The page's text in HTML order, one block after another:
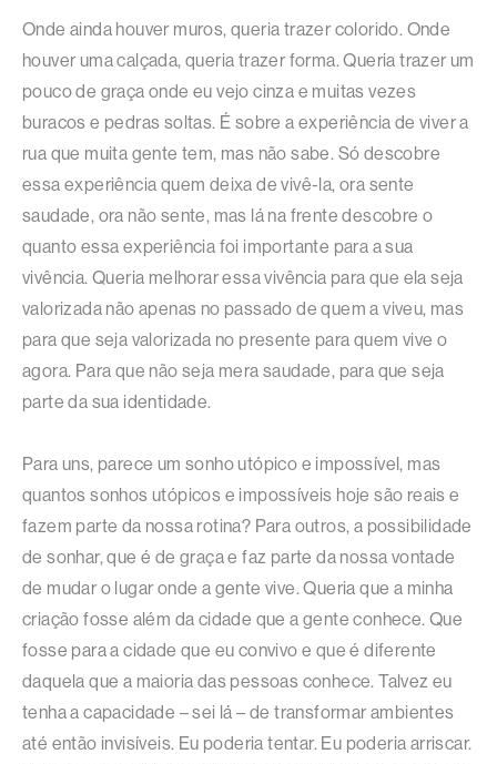
Onde ainda houver muros, queria trazer colorido. Onde
houver uma calçada, queria trazer forma. Queria trazer um
pouco de graça onde eu vejo cinza e muitas vezes
buracos e pedras soltas. É sobre a experiência de viver a
rua que muita gente tem, mas não sabe. Só descobre
essa experiência quem deixa de vivê-la, ora sente
saudade, ora não sente, mas lá na frente descobre o
quanto essa experiência foi importante para a sua
vivência. Queria melhorar essa vivência para que ela seja
valorizada não apenas no passado de quem a viveu, mas
para que seja valorizada no presente para quem vive o
agora. Para que não seja mera saudade, para que seja
parte da sua identidade.
Para uns, parece um sonho utópico e impossível, mas
quantos sonhos utópicos e impossíveis hoje são reais e
fazem parte da nossa rotina? Para outros, a possibilidade
de sonhar, que é de graça e faz parte da nossa vontade
de mudar o lugar onde a gente vive. Queria que a minha
criação fosse além da cidade que a gente conhece. Que
fosse para a cidade que eu convivo e que é diferente
daquela que a maioria das pessoas conhece. Talvez eu
tenha a capacidade – sei lá – de transformar ambientes
até então invisíveis. Eu poderia tentar. Eu poderia arriscar.